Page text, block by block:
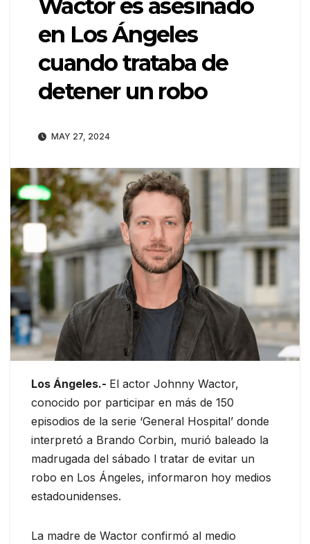
Wactor es asesinado
en Los Ángeles
cuando trataba de
detener un robo
MAY 27, 2024
Los Ángeles.- El actor Johnny Wactor,
conocido por participar en más de 150
episodios de la serie ‘General Hospital’ donde
interpretó a Brando Corbin, murió baleado la
madrugada del sábado l tratar de evitar un
robo en Los Ángeles, informaron hoy medios
estadounidenses.
La madre de Wactor confirmó al medio